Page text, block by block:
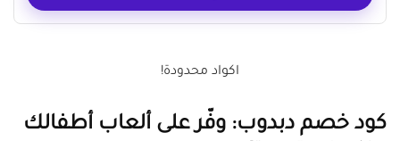
اكواد محدودة!
كود خصم دبدوب: وفّر على ألعاب أطفالك